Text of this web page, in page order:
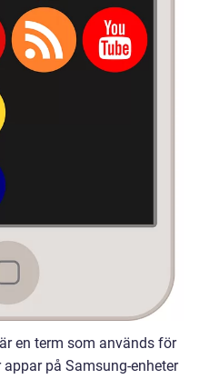
en term som används för
på Samsung-enheter